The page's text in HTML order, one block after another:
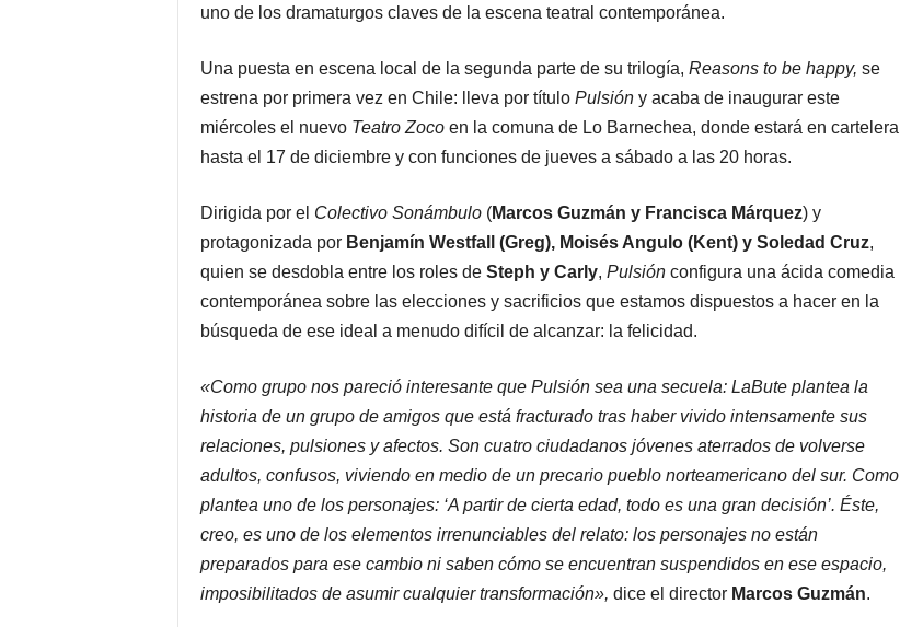
uno de los dramaturgos claves de la escena teatral contemporánea.
Una puesta en escena local de la segunda parte de su trilogía, Reasons to be happy, se
estrena por primera vez en Chile: lleva por título Pulsióny acaba de inaugurar este
miércoles el nuevo Teatro Zocoen la comuna de Lo Barnechea, donde estará en cartelera
hasta el 17 de diciembre y con funciones de jueves a sábado a las 20 horas.
Dirigida por el Colectivo Sonámbulo(Marcos Guzmán y Francisca Márquez) y
protagonizada por Benjamín Westfall (Greg), Moisés Angulo (Kent) y Soledad Cruz,
quien se desdobla entre los roles de Steph y Carly, Pulsiónconfigura una ácida comedia
contemporánea sobre las elecciones y sacrificios que estamos dispuestos a hacer en la
búsqueda de ese ideal a menudo difícil de alcanzar: la felicidad.
«Como grupo nos pareció interesante que Pulsión sea una secuela: LaBute plantea la
historia de un grupo de amigos que está fracturado tras haber vivido intensamente sus
relaciones, pulsiones y afectos. Son cuatro ciudadanos jóvenes aterrados de volverse
adultos, confusos, viviendo en medio de un precario pueblo norteamericano del sur. Como
plantea uno de los personajes: ‘A partir de cierta edad, todo es una gran decisión’. Éste,
creo, es uno de los elementos irrenunciables del relato: los personajes no están
preparados para ese cambio ni saben cómo se encuentran suspendidos en ese espacio,
imposibilitados de asumir cualquier transformación», dice el director Marcos Guzmán.